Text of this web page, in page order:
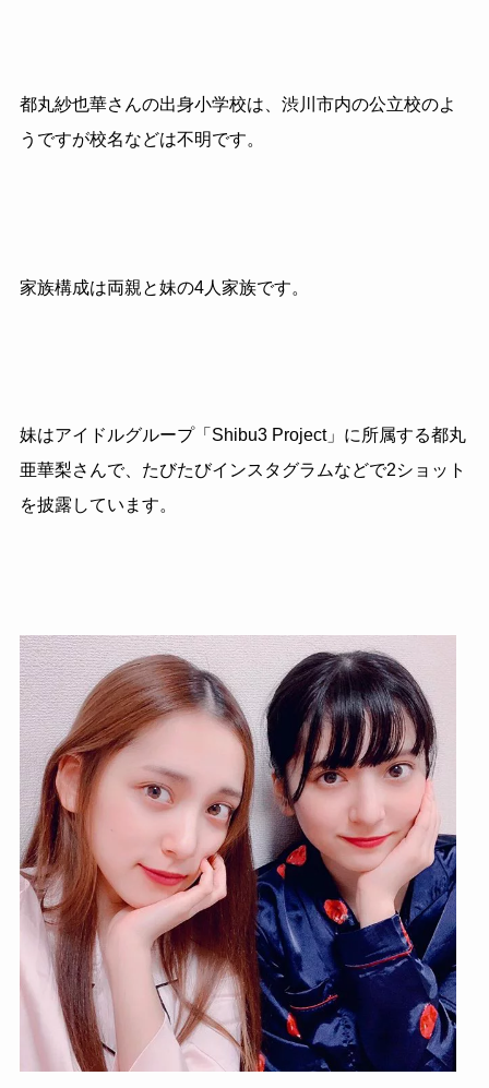
都丸紗也華さんの出身小学校は、渋川市内の公立校のよ
うですが校名などは不明です。
家族構成は両親と妹の4人家族です。
妹はアイドルグループ「 Shibu3 Project」に所属する都丸
亜華梨さんで、たびたびインスタグラムなどで2ショット
を披露しています。